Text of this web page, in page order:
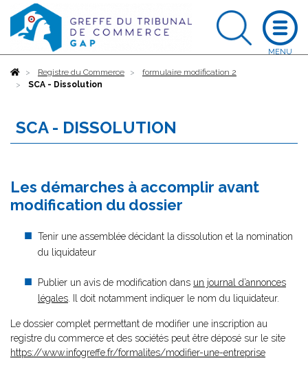
AccueilRegistre du Commerce
formulaire modification 2
SCA - Dissolution
SCA - DISSOLUTION
Les démarches à accomplir avant
modification du dossier
Tenir une assemblée décidant la dissolution et la nomination
du liquidateur
Publier un avis de modification dans un journal d’annonces
légales . Il doit notamment indiquer le nom du liquidateur.
Le dossier complet permettant de modifier une inscription au
registre du commerce et des sociétés peut être déposé sur le site
https://www.infogreffe.fr/formalites/modifier-une-entreprise